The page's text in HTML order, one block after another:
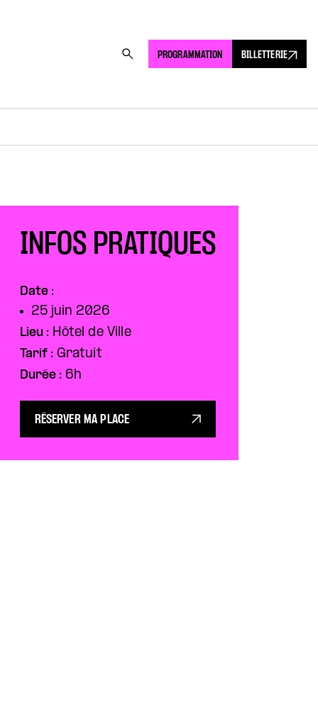
PROGRAMMATION BILLETTERIE
INFOS PRATIQUES
Date :
25 juin 2026
Lieu : Hôtel de Ville
Tarif : Gratuit
Durée : 6h
RÉSERVER MA PLACE